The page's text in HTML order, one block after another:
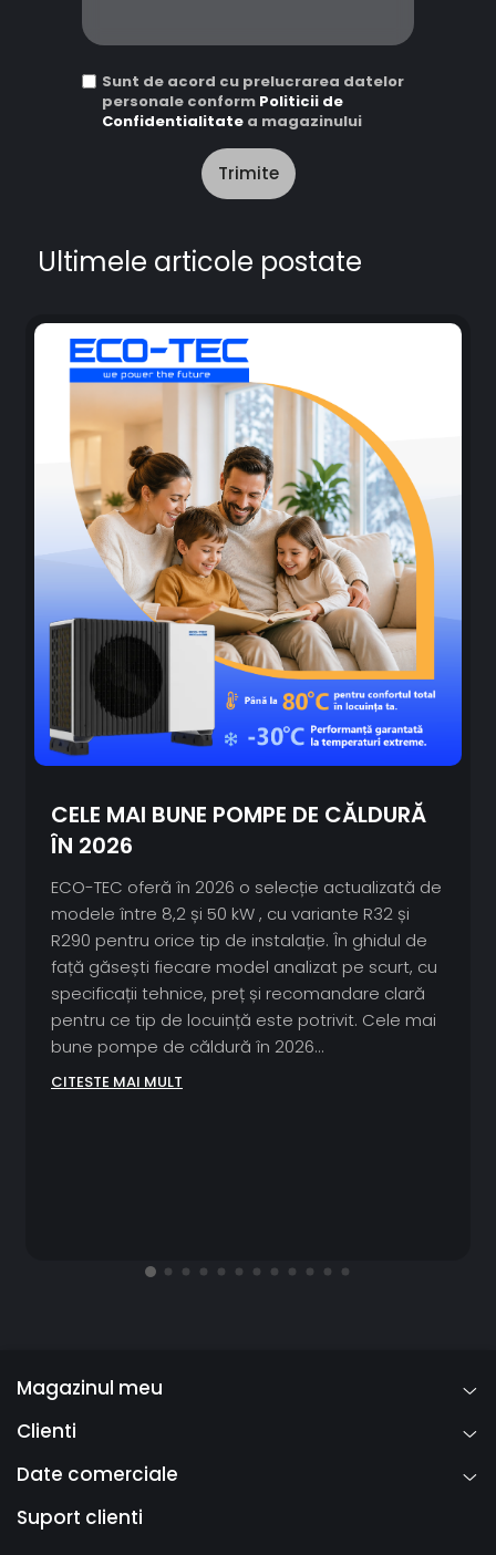
Sunt de acord cu prelucrarea datelor
personale conform Politicii de
Confidentialitate a magazinului
Trimite
Ultimele articole postate
CELE MAI BUNE POMPE DE CĂLDURĂ
ÎN 2026
ECO-TEC oferă în 2026 o selecție actualizată de
modele între 8,2 și 50 kW , cu variante R32 și
R290 pentru orice tip de instalație. În ghidul de
față găsești fiecare model analizat pe scurt, cu
specificații tehnice, preț și recomandare clară
pentru ce tip de locuință este potrivit. Cele mai
bune pompe de căldură în 2026...
CITESTE MAI MULT
Magazinul meu
Clienti
Date comerciale
Suport clienti